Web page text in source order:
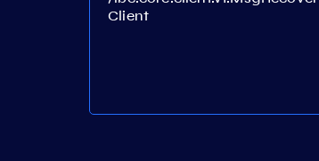
Client